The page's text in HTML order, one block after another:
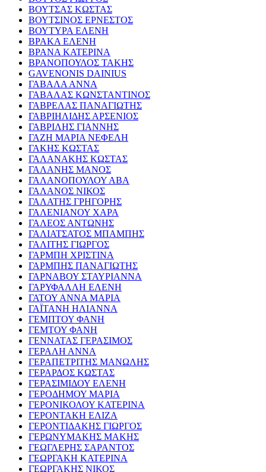
ΒΟΥΤΣΑΣ ΚΩΣΤΑΣ
ΒΟΥΤΣΙΝΟΣ ΕΡΝΕΣΤΟΣ
ΒΟΥΤΥΡΑ ΕΛΕΝΗ
ΒΡΑΚΑ ΕΛΕΝΗ
ΒΡΑΝΑ ΚΑΤΕΡΙΝΑ
ΒΡΑΝΟΠΟΥΛΟΣ ΤΑΚΗΣ
GAVENONIS DAINIUS
ΓΑΒΑΛΑ ΑΝΝΑ
ΓΑΒΑΛΑΣ ΚΩΝΣΤΑΝΤΙΝΟΣ
ΓΑΒΡΕΛΑΣ ΠΑΝΑΓΙΩΤΗΣ
ΓΑΒΡΙΗΛΙΔΗΣ ΑΡΣΕΝΙΟΣ
ΓΑΒΡΙΛΗΣ ΓΙΑΝΝΗΣ
ΓΑΖΗ ΜΑΡΙΑ ΝΕΦΕΛΗ
ΓΑΚΗΣ ΚΩΣΤΑΣ
ΓΑΛΑΝΑΚΗΣ ΚΩΣΤΑΣ
ΓΑΛΑΝΗΣ ΜΑΝΟΣ
ΓΑΛΑΝΟΠΟΥΛΟΥ ΑΒΑ
ΓΑΛΑΝΟΣ ΝΙΚΟΣ
ΓΑΛΑΤΗΣ ΓΡΗΓΟΡΗΣ
ΓΑΛΕΝΙΑΝΟΥ ΧΑΡΑ
ΓΑΛΕΟΣ ΑΝΤΩΝΗΣ
ΓΑΛΙΑΤΣΑΤΟΣ ΜΠΑΜΠΗΣ
ΓΑΛΙΤΗΣ ΓΙΩΡΓΟΣ
ΓΑΡΜΠΗ ΧΡΙΣΤΙΝΑ
ΓΑΡΜΠΗΣ ΠΑΝΑΓΙΩΤΗΣ
ΓΑΡΝΑΒΟΥ ΣΤΑΥΡΙΑΝΝΑ
ΓΑΡΥΦΑΛΛΗ ΕΛΕΝΗ
ΓΑΤΟΥ ΑΝΝΑ ΜΑΡΙΑ
ΓΑΪΤΑΝΗ ΗΛΙΑΝΝΑ
ΓΕΜΠΤΟΥ ΦΑΝΗ
ΓΕΜΤΟΥ ΦΑΝΗ
ΓΕΝΝΑΤΑΣ ΓΕΡΑΣΙΜΟΣ
ΓΕΡΑΛΗ ΑΝΝΑ
ΓΕΡΑΠΕΤΡΙΤΗΣ ΜΑΝΩΛΗΣ
ΓΕΡΑΡΔΟΣ ΚΩΣΤΑΣ
ΓΕΡΑΣΙΜΙΔΟΥ ΕΛΕΝΗ
ΓΕΡΟΔΗΜΟΥ ΜΑΡΙΑ
ΓΕΡΟΝΙΚΟΛΟΥ ΚΑΤΕΡΙΝΑ
ΓΕΡΟΝΤΑΚΗ ΕΛΙΖΑ
ΓΕΡΟΝΤΙΔΑΚΗΣ ΓΙΩΡΓΟΣ
ΓΕΡΩΝΥΜΑΚΗΣ ΜΑΚΗΣ
ΓΕΩΓΛΕΡΗΣ ΣΑΡΑΝΤΟΣ
ΓΕΩΡΓΑΚΗ ΚΑΤΕΡΙΝΑ
ΓΕΩΡΓΑΚΗΣ ΝΙΚΟΣ